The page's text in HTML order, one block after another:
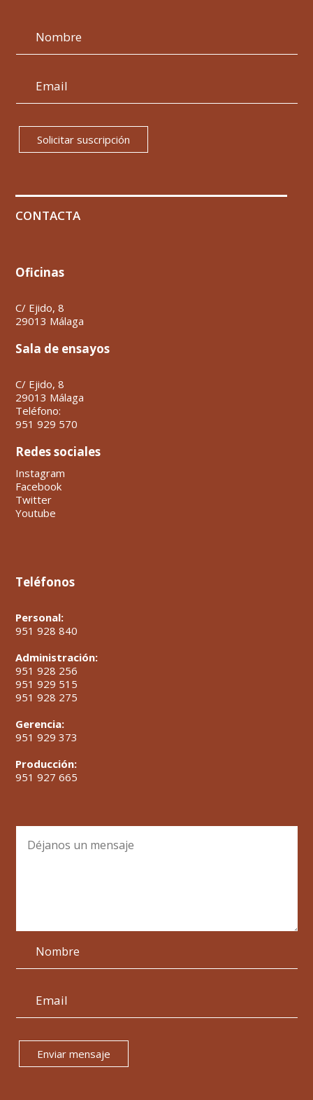
Solicitar suscripción
CONTACTA
Oficinas
C/ Ejido, 8
29013 Málaga
Sala de ensayos
C/ Ejido, 8
29013 Málaga
Teléfono:
951 929 570
Redes sociales
Instagram
Facebook
Twitter
Youtube
Teléfonos
Personal:
951 928 840
Administración:
951 928 256
951 929 515
951 928 275
Gerencia:
951 929 373
Producción:
951 927 665
Enviar mensaje